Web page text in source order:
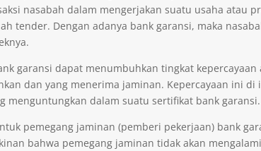
nasabah dalam mengerjakan suatu usaha atau
tender. Dengan adanya bank garansi, maka
garansi dapat menumbuhkan tingkat
dan yang menerima jaminan. Kepercayaan ini
menguntungkan dalam suatu sertifikat bank garansi.
pemegang jaminan (pemberi pekerjaan) bank
bahwa pemegang jaminan tidak akan